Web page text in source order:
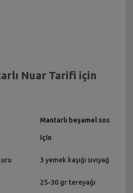
Nuar Tarifi için
Mantarlı beşamel sos
için
3 yemek kaşığı sıvıyağ
25-30 gr tereyağı